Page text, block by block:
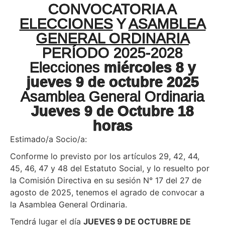
CONVOCATORIA A
ELECCIONESYASAMBLEA
GENERAL ORDINARIA
PERÍODO 2025-2028
Elecciones miércoles 8 y
jueves 9 de octubre 2025
Asamblea General Ordinaria
Jueves 9 de Octubre 18
horas
Estimado/a Socio/a:
Conforme lo previsto por los artículos 29, 42, 44,
45, 46, 47 y 48 del Estatuto Social, y lo resuelto por
la Comisión Directiva en su sesión N° 17 del 27 de
agosto de 2025, tenemos el agrado de convocar a
la Asamblea General Ordinaria.
Tendrá lugar el día JUEVES 9 DE OCTUBRE DE